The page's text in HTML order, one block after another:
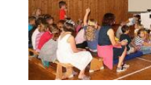
der
August-
Becker